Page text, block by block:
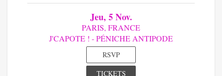
Jeu, 5 Nov.
PARIS, FRANCE
J'CAPOTE ! - PÉNICHE ANTIPODE
RSVP
TICKETS